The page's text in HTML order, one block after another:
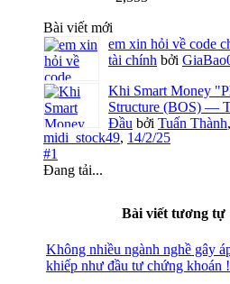
Bài viết mới
em xin hỏi về code
tài chính bởi
Khi Smart Money
Structure (BOS) —
Đầu bởi Tuấn Thành,
midi_stock49, 14/2/25
#1
Đang tải...
Bài viết tương tự
Không nhiều ngành nghề gây
khiếp như đầu tư chứng khoán